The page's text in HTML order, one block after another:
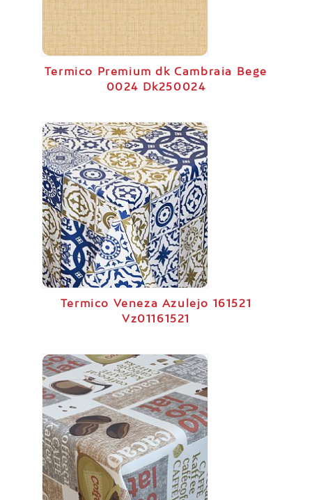
Termico Premium dk Cambraia Bege
0024 Dk250024
Termico Veneza Azulejo 161521
Vz01161521